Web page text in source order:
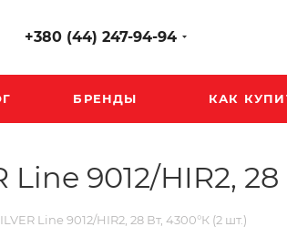
+380 (44) 247-94-94
БРЕНДЫ КАК
9012/HIR2, 28
Line 9012/HIR2, 28 Вт, 4300°К (2 шт.)